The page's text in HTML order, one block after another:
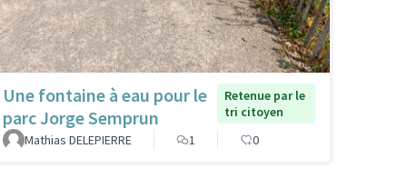
Une fontaine à eau pour le
parc Jorge Semprun
Retenue par le
tri citoyen
Mathias DELEPIERRE
1 0